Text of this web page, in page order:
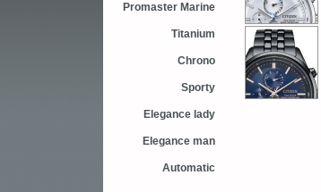
Promaster Marine
Titanium
Chrono
Sporty
Elegance lady
Elegance man
Automatic